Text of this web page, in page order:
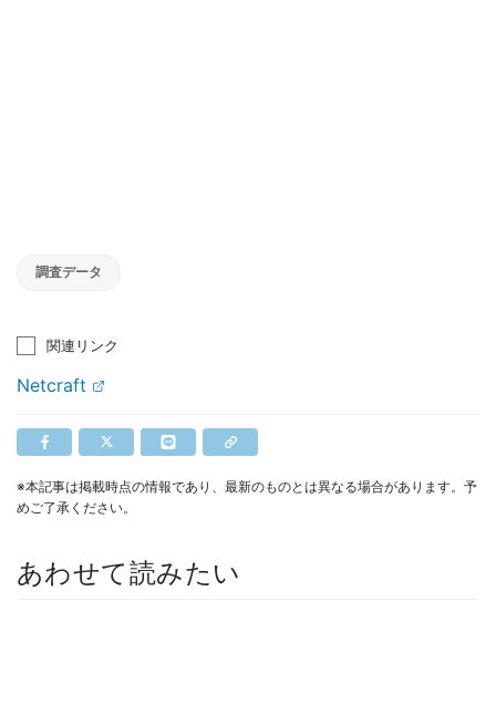
調査データ
関連リンク
Netcraft
※本記事は掲載時点の情報であり、最新のものとは異なる場合があります。予
めご了承ください。
あわせて読みたい